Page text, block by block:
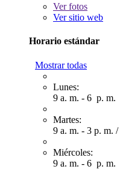
Verfotos
Ver sitio web
Horario estándar
Mostrar todas
Lunes:
9 a. m. - 6 p. m.
Martes:
9 a. m. - 3 p. m. /
Miércoles:
9 a. m. - 6 p. m.